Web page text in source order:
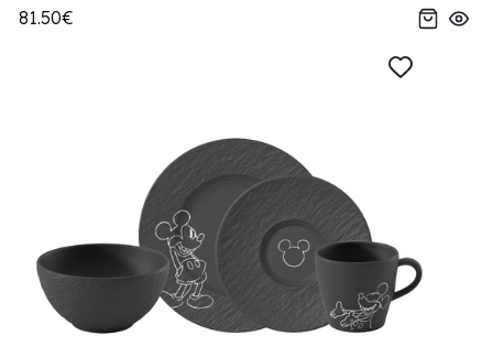
81.50€